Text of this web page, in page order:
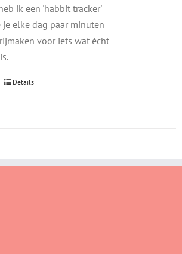
ik een 'habbit tracker'
je elke dag paar minuten
voor iets wat écht
Details